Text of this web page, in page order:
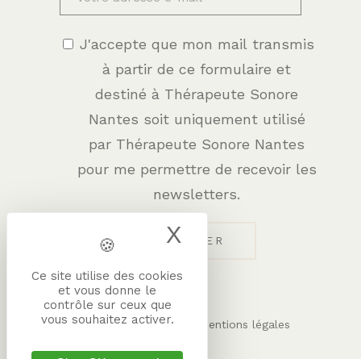
J'accepte que mon mail transmis
à partir de ce formulaire et
destiné à Thérapeute Sonore
Nantes soit uniquement utilisé
par Thérapeute Sonore Nantes
pour me permettre de recevoir les
newsletters.
Gestion des cookies Mentions légales
Ce site utilise des cookies
et vous donne le
contrôle sur ceux que
vous souhaitez activer.
X Masquer le